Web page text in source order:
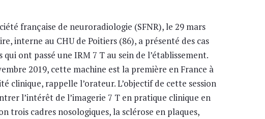
française de neuroradiologie (SFNR), le 29 mars
interne au CHU de Poitiers (86), a présenté des cas
ont passé une IRM 7 T au sein de l’établissement.
2019, cette machine est la première en France à
clinique, rappelle l’orateur. L’objectif de cette session
l’intérêt de l’imagerie 7 T en pratique clinique en
trois cadres nosologiques, la sclérose en plaques,